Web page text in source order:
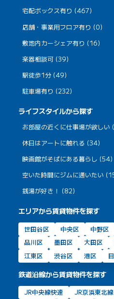
宅配ボックス有り (467)
店舗・事業用フロア有り (0)
敷地内カーシェア有り (16)
楽器相談可 (39)
駅徒歩1分 (49)
駐車場有り (232)
ライフスタイルから探す
お部屋の近くに仕事場が欲しい
休日はアートに触れる (34)
映画館がそばにある暮らし (54)
空いた時間にジムに通いたい
銭湯が好き！ (82)
エリアから賃貸物件を探す
世田谷区 中央区 中野区
品川区
墨田区 大田区
江東区
渋谷区 港区
鉄道沿線から賃貸物件を探す
JR中央線快速 JR京浜東北線